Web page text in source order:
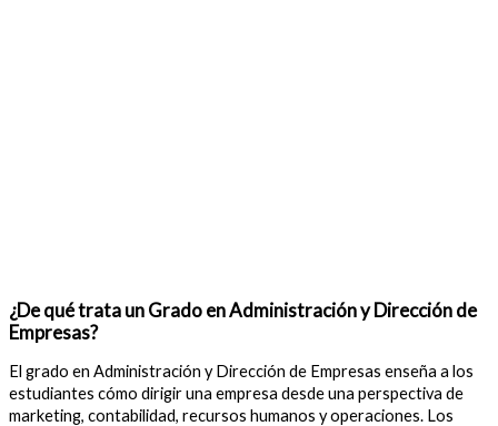
¿De qué trata un Grado en Administración y Dirección de
Empresas?
El grado en Administración y Dirección de Empresas enseña a los
estudiantes cómo dirigir una empresa desde una perspectiva de
marketing, contabilidad, recursos humanos y operaciones. Los